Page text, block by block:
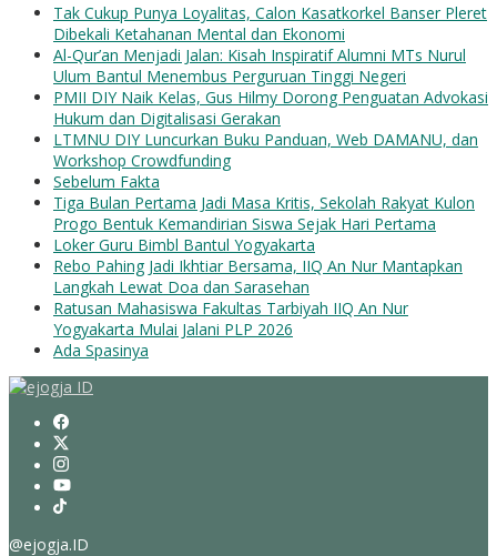
Tak Cukup Punya Loyalitas, Calon Kasatkorkel Banser Pleret
Dibekali Ketahanan Mental dan Ekonomi
Al-Qur’an Menjadi Jalan: Kisah Inspiratif Alumni MTs Nurul
Ulum Bantul Menembus Perguruan Tinggi Negeri
PMII DIY Naik Kelas, Gus Hilmy Dorong Penguatan Advokasi
Hukum dan Digitalisasi Gerakan
LTMNU DIY Luncurkan Buku Panduan, Web DAMANU, dan
Workshop Crowdfunding
Sebelum Fakta
Tiga Bulan Pertama Jadi Masa Kritis, Sekolah Rakyat Kulon
Progo Bentuk Kemandirian Siswa Sejak Hari Pertama
Loker Guru Bimbl Bantul Yogyakarta
Rebo Pahing Jadi Ikhtiar Bersama, IIQ An Nur Mantapkan
Langkah Lewat Doa dan Sarasehan
Ratusan Mahasiswa Fakultas Tarbiyah IIQ An Nur
Yogyakarta Mulai Jalani PLP 2026
Ada Spasinya
@ejogja.ID